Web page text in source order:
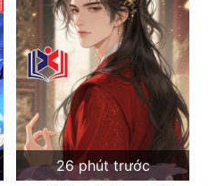
26 phút trước